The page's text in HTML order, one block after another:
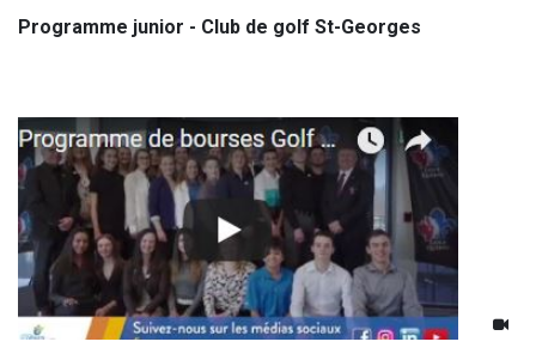
Programme junior - Club de golf St-Georges